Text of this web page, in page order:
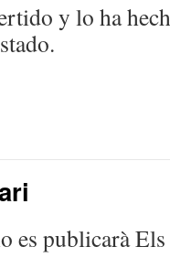
y lo ha
es publicaràEls